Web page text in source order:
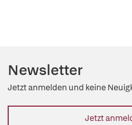
Newsletter
Jetzt anmelden und keine
Jetzt